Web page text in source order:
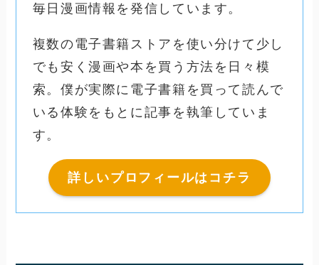
毎日漫画情報を発信しています。
複数の電子書籍ストアを使い分けて少し
でも安く漫画や本を買う方法を日々模
索。僕が実際に電子書籍を買って読んで
いる体験をもとに記事を執筆していま
す。
詳しいプロフィールはコチラ